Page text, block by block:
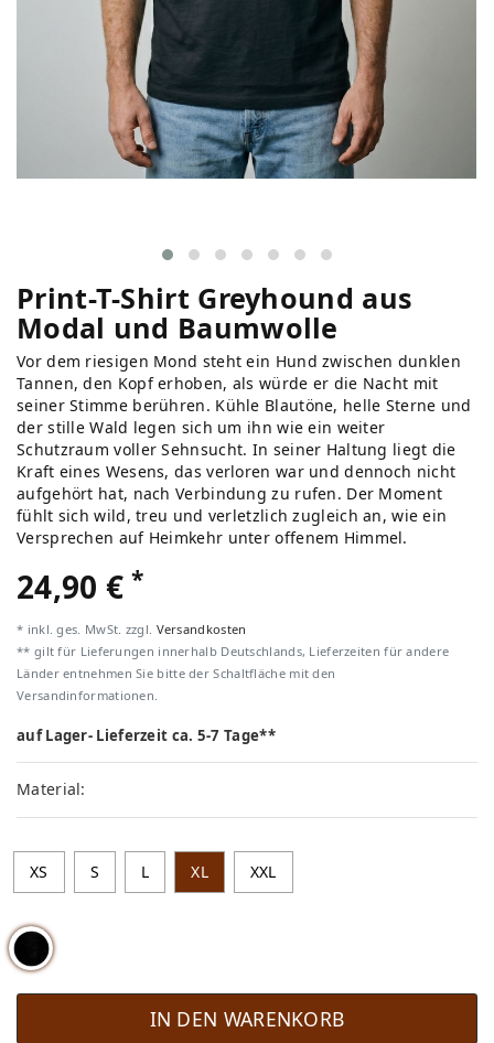
Print-T-Shirt Greyhound aus
Modal und Baumwolle
Vor dem riesigen Mond steht ein Hund zwischen dunklen
Tannen, den Kopf erhoben, als würde er die Nacht mit
seiner Stimme berühren. Kühle Blautöne, helle Sterne und
der stille Wald legen sich um ihn wie ein weiter
Schutzraum voller Sehnsucht. In seiner Haltung liegt die
Kraft eines Wesens, das verloren war und dennoch nicht
aufgehört hat, nach Verbindung zu rufen. Der Moment
fühlt sich wild, treu und verletzlich zugleich an, wie ein
Versprechen auf Heimkehr unter offenem Himmel.
24,90 €*
* inkl. ges. MwSt. zzgl. Versandkosten
** gilt für Lieferungen innerhalb Deutschlands, Lieferzeiten für andere
Länder entnehmen Sie bitte der Schaltfläche mit den
Versandinformationen.
auf Lager- Lieferzeit ca. 5-7 Tage**
Material:
XS S L XL XXL
IN DEN WARENKORB